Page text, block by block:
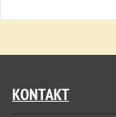
KONTAKT